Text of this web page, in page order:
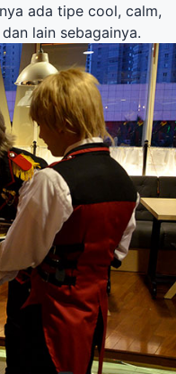
ada tipe cool, calm,
lain sebagainya.